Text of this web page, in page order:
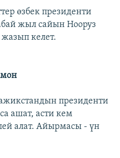
өзбек президенти
жыл сайын Нооруз
келет.
президенти
ашат, асти кем
алат. Айырмасы - үн